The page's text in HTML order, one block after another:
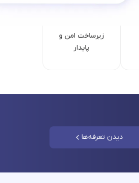
زیرساخت امن‌ و
پایدار
دیدن تعرفه‌ها